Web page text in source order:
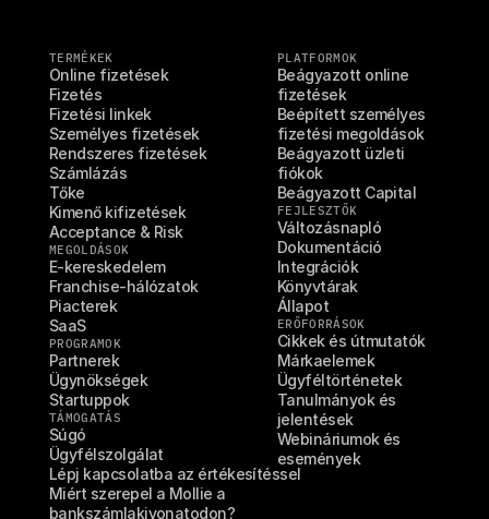
TERMÉKEK
Online fizetések
Fizetés
Fizetési linkek
Személyes fizetések
Rendszeres fizetések
Számlázás
Tőke
Kimenő kifizetések
Acceptance & Risk
MEGOLDÁSOK
E-kereskedelem
Franchise-hálózatok
Piacterek
SaaS
PROGRAMOK
Partnerek
Ügynökségek
Startuppok
TÁMOGATÁS
Súgó
Ügyfélszolgálat
Lépj kapcsolatba az értékesítéssel
Miért szerepel a Mollie a
bankszámlakivonatodon?
PLATFORMOK
Beágyazott online
fizetések
Beépített személyes
fizetési megoldások
Beágyazott üzleti
fiókok
Beágyazott Capital
FEJLESZTŐK
Változásnapló
Dokumentáció
Integrációk
Könyvtárak
Állapot
ERŐFORRÁSOK
Cikkek és útmutatók
Márkaelemek
Ügyféltörténetek
Tanulmányok és
jelentések
Webináriumok és
események